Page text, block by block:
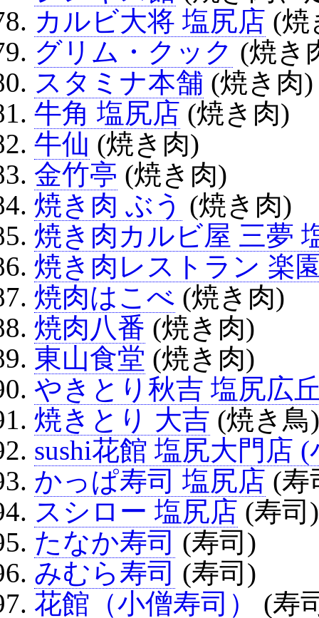
カルビ大将 塩尻店 (焼
グリム・クック (焼き
スタミナ本舗 (焼き肉)
牛角 塩尻店 (焼き肉)
牛仙 (焼き肉)
金竹亭 (焼き肉)
焼き肉 ぶう (焼き肉)
焼き肉カルビ屋 三夢
焼き肉レストラン 楽
焼肉はこべ (焼き肉)
焼肉八番 (焼き肉)
東山食堂 (焼き肉)
やきとり秋吉 塩尻広
焼きとり 大吉 (焼き鳥)
sushi花館 塩尻大門店
かっぱ寿司 塩尻店 (寿
スシロー 塩尻店 (寿司)
たなか寿司 (寿司)
みむら寿司 (寿司)
花館（小僧寿司）
(寿